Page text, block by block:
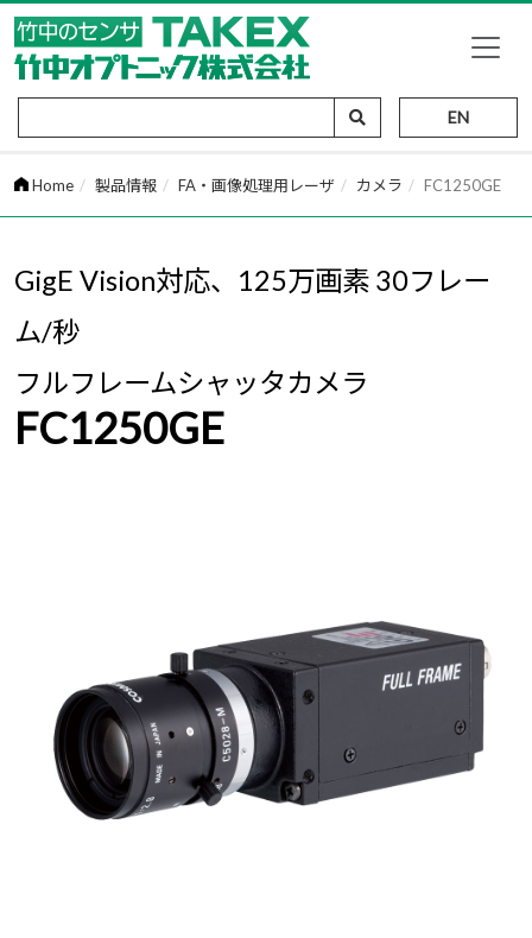
EN
Home 製品情報 FA・画像処理用レーザ カメラ FC1250GE
GigE Vision対応、125万画素 30フレー
ム/秒
フルフレームシャッタカメラ
FC1250GE